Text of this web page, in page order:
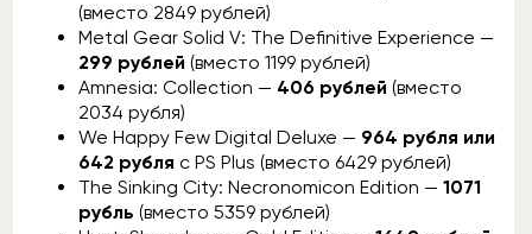
(вместо 2849 рублей)
Metal Gear Solid V: The Definitive Experience —
299 рублей (вместо 1199 рублей)
Amnesia: Collection — 406 рублей (вместо
2034 рубля)
We Happy Few Digital Deluxe — 964 рубля или
642 рубля с PS Plus (вместо 6429 рублей)
The Sinking City: Necronomicon Edition — 1071
рубль (вместо 5359 рублей)